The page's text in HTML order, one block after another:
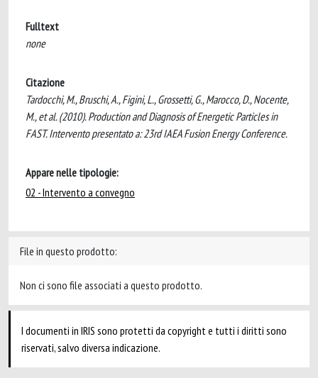
Fulltext
none
Citazione
Tardocchi, M., Bruschi, A., Figini, L., Grossetti, G., Marocco, D., Nocente,
M., et al. (2010). Production and Diagnosis of Energetic Particles in
FAST. Intervento presentato a: 23rd IAEA Fusion Energy Conference.
Appare nelle tipologie:
02 - Intervento a convegno
File in questo prodotto:
Non ci sono file associati a questo prodotto.
I documenti in IRIS sono protetti da copyright e tutti i diritti sono
riservati, salvo diversa indicazione.